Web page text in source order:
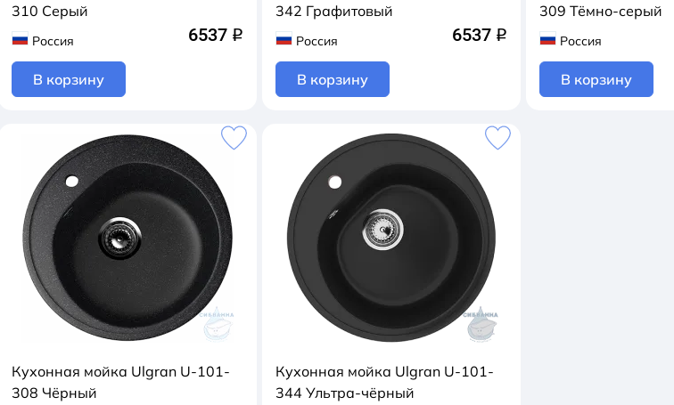
310 Серый
Россия 6537 q
В корзину
342 Графитовый
Россия 6537 q
В корзину
309 Тёмно-серый
Россия
В корзину
Кухонная мойка Ulgran U-101-
308 Чёрный
Кухонная мойка Ulgran U-101-
344 Ультра-чёрный